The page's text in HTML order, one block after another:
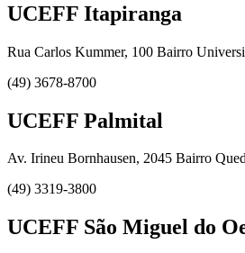
UCEFF Itapiranga
Rua Carlos Kummer, 100 Bairro
(49) 3678-8700
UCEFF Palmital
Av. Irineu Bornhausen, 2045 Bairro
(49) 3319-3800
UCEFF São Miguel do